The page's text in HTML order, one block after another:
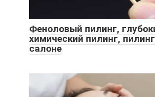
Феноловый пилинг,
химический пилинг,
салоне